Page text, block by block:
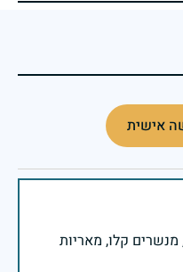
אישית
קלו, מאריות